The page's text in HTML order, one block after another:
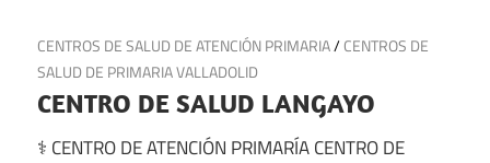
3 de julio de 2025
CENTROS DE SALUD DE ATENCIÓN PRIMARIA/CENTROS DE
SALUD DE PRIMARIA VALLADOLID
CENTRO DE SALUD LANGAYO
⚕️ CENTRO DE ATENCIÓN PRIMARÍA CENTRO DE